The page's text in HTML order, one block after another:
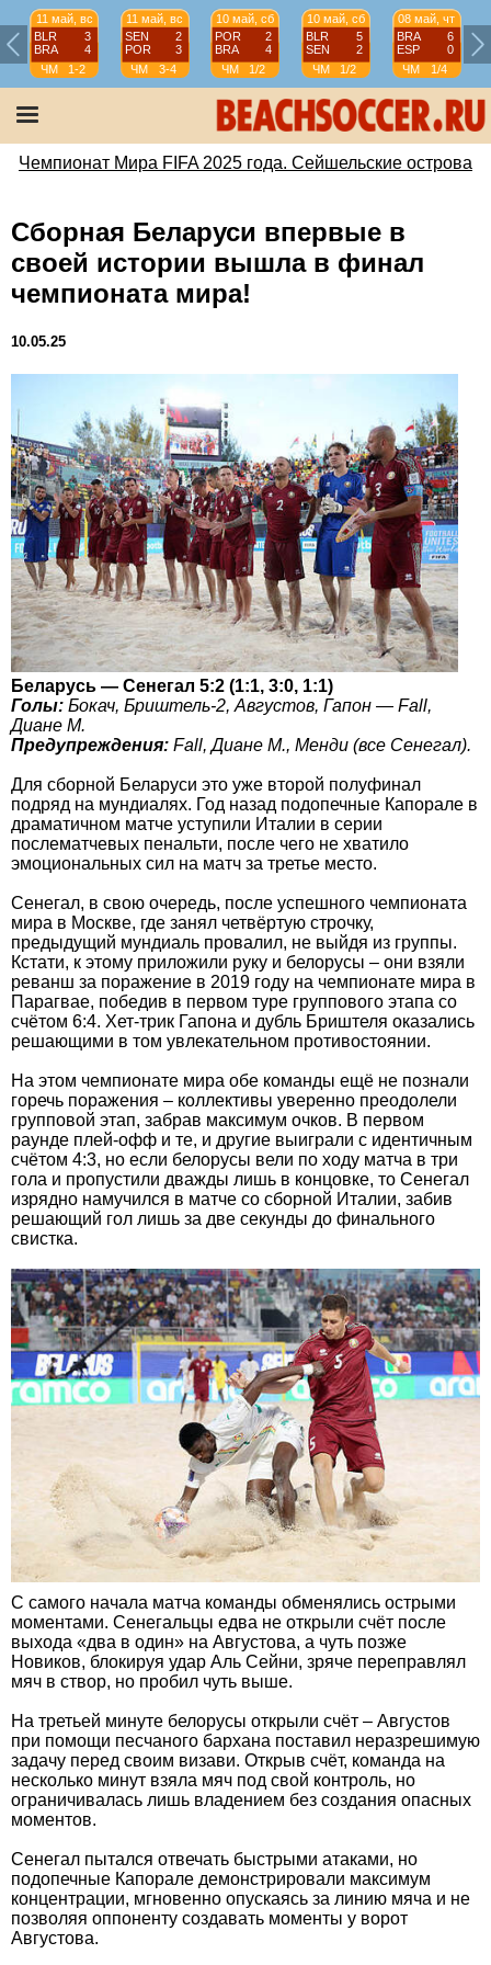
11 май, вс
BLR
3
BRA
4
ЧМ
1-2
11 май, вс
SEN
2
POR
3
ЧМ
3-4
10 май, сб
POR
2
BRA
4
ЧМ
1/2
10 май, сб
BLR
5
SEN
2
ЧМ
1/2
08 май, чт
BRA
6
ESP
0
ЧМ
1/4
Чемпионат Мира FIFA 2025 года. Сейшельские острова
Cборная Беларуси впервые в
своей истории вышла в финал
чемпионата мира!
10.05.25
Беларусь — Сенегал 5:2 (1:1, 3:0, 1:1)
Голы: Бокач, Бриштель-2, Августов, Гапон — Fall,
Диане М.
Предупреждения: Fall, Диане М., Менди (все Сенегал).
Для сборной Беларуси это уже второй полуфинал
подряд на мундиалях. Год назад подопечные Капорале в
драматичном матче уступили Италии в серии
послематчевых пенальти, после чего не хватило
эмоциональных сил на матч за третье место.
Сенегал, в свою очередь, после успешного чемпионата
мира в Москве, где занял четвёртую строчку,
предыдущий мундиаль провалил, не выйдя из группы.
Кстати, к этому приложили руку и белорусы – они взяли
реванш за поражение в 2019 году на чемпионате мира в
Парагвае, победив в первом туре группового этапа со
счётом 6:4. Хет-трик Гапона и дубль Бриштеля оказались
решающими в том увлекательном противостоянии.
На этом чемпионате мира обе команды ещё не познали
горечь поражения – коллективы уверенно преодолели
групповой этап, забрав максимум очков. В первом
раунде плей-офф и те, и другие выиграли с идентичным
счётом 4:3, но если белорусы вели по ходу матча в три
гола и пропустили дважды лишь в концовке, то Сенегал
изрядно намучился в матче со сборной Италии, забив
решающий гол лишь за две секунды до финального
свистка.
С самого начала матча команды обменялись острыми
моментами. Сенегальцы едва не открыли счёт после
выхода «два в один» на Августова, а чуть позже
Новиков, блокируя удар Аль Сейни, зряче переправлял
мяч в створ, но пробил чуть выше.
На третьей минуте белорусы открыли счёт – Августов
при помощи песчаного бархана поставил неразрешимую
задачу перед своим визави. Открыв счёт, команда на
несколько минут взяла мяч под свой контроль, но
ограничивалась лишь владением без создания опасных
моментов.
Сенегал пытался отвечать быстрыми атаками, но
подопечные Капорале демонстрировали максимум
концентрации, мгновенно опускаясь за линию мяча и не
позволяя оппоненту создавать моменты у ворот
Августова.